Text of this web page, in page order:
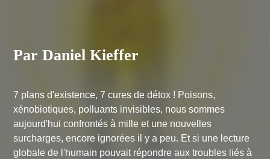
Par Daniel Kieffer
7 plans d'existence, 7 cures de détox ! Poisons,
xénobiotiques, polluants invisibles, nous sommes
aujourd'hui confrontés à mille et une nouvelles
surcharges, encore ignorées il y a peu. Et si une lecture
globale de l'humain pouvait répondre aux troubles liés à